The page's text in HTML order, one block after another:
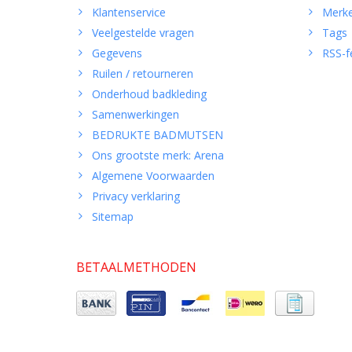
Klantenservice
Veelgestelde vragen
Gegevens
Ruilen / retourneren
Onderhoud badkleding
Samenwerkingen
BEDRUKTE BADMUTSEN
Ons grootste merk: Arena
Algemene Voorwaarden
Privacy verklaring
Sitemap
Tags
RSS-
BETAALMETHODEN